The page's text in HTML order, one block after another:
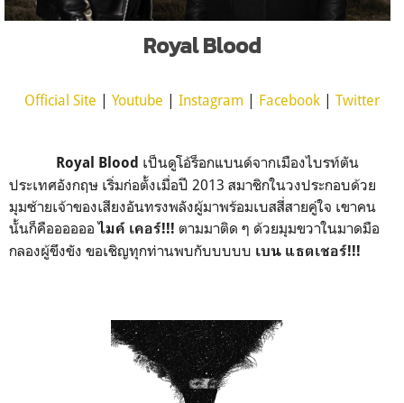
Royal Blood
Official Site | Youtube | Instagram | Facebook | Twitter
Royal Blood เป็นดูโอ้ร็อกแบนด์จากเมืองไบรท์ตัน
ประเทศอังกฤษ เริ่มก่อตั้งเมื่อปี 2013 สมาชิกในวงประกอบด้วย
มุมซ้ายเจ้าของเสียงอันทรงพลังผู้มาพร้อมเบสสี่สายคู่ใจ เขาคน
นั้นก็คืออออออไมค์ เคอร์!!! ตามมาติด ๆ ด้วยมุมขวาในมาดมือ
กลองผู้ขึงขัง ขอเชิญทุกท่านพบกับบบบบ เบน แธตเชอร์!!!